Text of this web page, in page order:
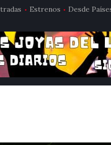
Estrenos Desde